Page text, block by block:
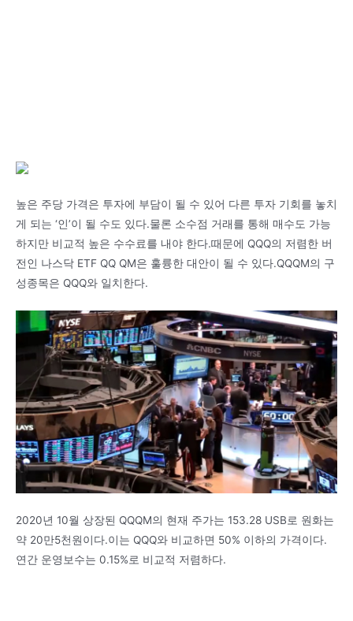
높은 주당 가격은 투자에 부담이 될 수 있어 다른 투자 기회를 놓치
게 되는 ‘인’이 될 수도 있다.물론 소수점 거래를 통해 매수도 가능
하지만 비교적 높은 수수료를 내야 한다.때문에 QQQ의 저렴한 버
전인 나스닥 ETF QQ QM은 훌륭한 대안이 될 수 있다.QQQM의 구
성종목은 QQQ와 일치한다.
2020년 10월 상장된 QQQM의 현재 주가는 153.28 USB로 원화는
약 20만5천원이다.이는 QQQ와 비교하면 50% 이하의 가격이다.
연간 운영보수는 0.15%로 비교적 저렴하다.